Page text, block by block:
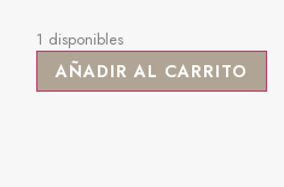
1 disponibles
AÑADIR AL CARRITO